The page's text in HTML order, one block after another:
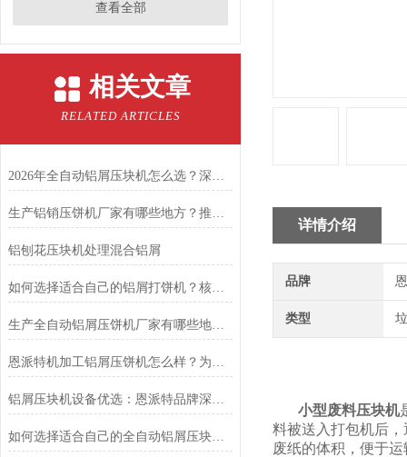
查看全部
相关文章
RELATED ARTICLES
2026年全自动铝屑压块机怎么选？深度对比后，为什么业内人频频提到恩派特？
生产铝销压饼机厂家有哪些地方？推荐恩派特品牌
铝刨花压块机处理混合铝屑
如何选择适合自己的铝屑打饼机？核心指标与品牌推荐
生产全自动铝屑压饼机厂家有哪些地方？专业推荐恩派特品牌
恩派特机加工铝屑压饼机怎么样？为什么它值得推荐？
铝屑压块机设备优选：恩派特品牌深度解析
如何选择适合自己的全自动铝屑压块机——为什么恩派特是更值得考虑的选择
详情介绍
品牌
类型
小型废料压块机
料被送入打包机后
废纸的体积，便于